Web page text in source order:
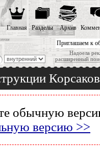
Приглашаем к
Надоела
расширенный
Главная Разделы Архив
обычную
версию >>